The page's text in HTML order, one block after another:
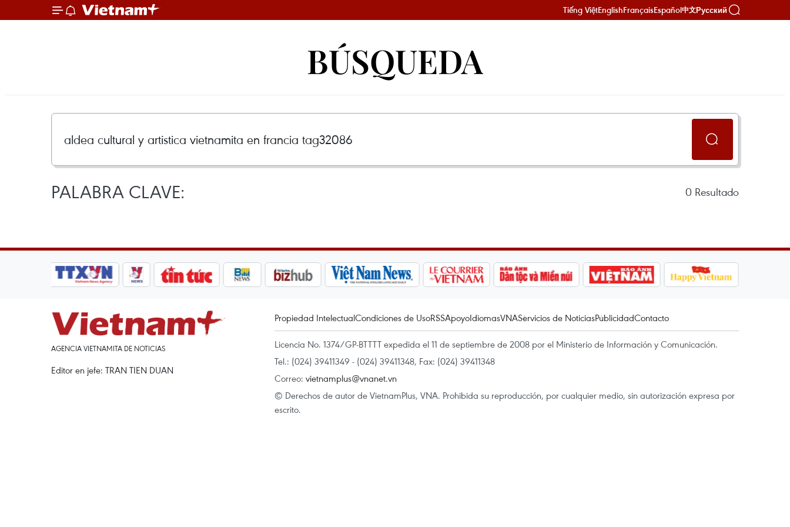
Tiếng ViệtEnglishFrançaisEspañol中文Русский
BÚSQUEDA
PALABRA CLAVE: 0 Resultado
AGENCIA VIETNAMITA DE NOTICIAS
Editor en jefe: TRAN TIEN DUAN
Propiedad IntelectualCondiciones de UsoRSSApoyoIdiomasVNAServicios de NoticiasPublicidadContacto
Licencia No. 1374/GP-BTTTT expedida el 11 de septiembre de 2008 por el Ministerio de Información y Comunicación.
Tel.: (024) 39411349 - (024) 39411348, Fax: (024) 39411348
Correo: vietnamplus@vnanet.vn
© Derechos de autor de VietnamPlus, VNA. Prohibida su reproducción, por cualquier medio, sin autorización expresa por
escrito.